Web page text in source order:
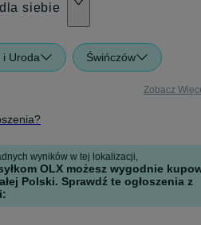
siebie
i Uroda Świńczów
Zobacz
wyników w tej lokalizacji,
OLX możesz wygodnie
Polski. Sprawdź te ogłoszenia z